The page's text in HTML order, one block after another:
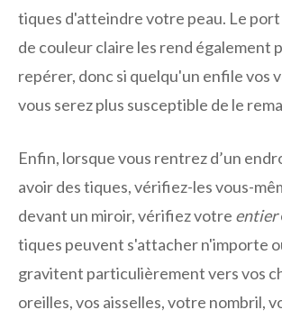
tiques d'atteindre votre peau. Le
de couleur claire les rend également
repérer, donc si quelqu'un enfile vos
vous serez plus susceptible de le
Enfin, lorsque vous rentrez d’un
avoir des tiques, vérifiez-les vous-
devant un miroir, vérifiez votre entier
tiques peuvent s'attacher n'importe
gravitent particulièrement vers vos
oreilles, vos aisselles, votre nombril,